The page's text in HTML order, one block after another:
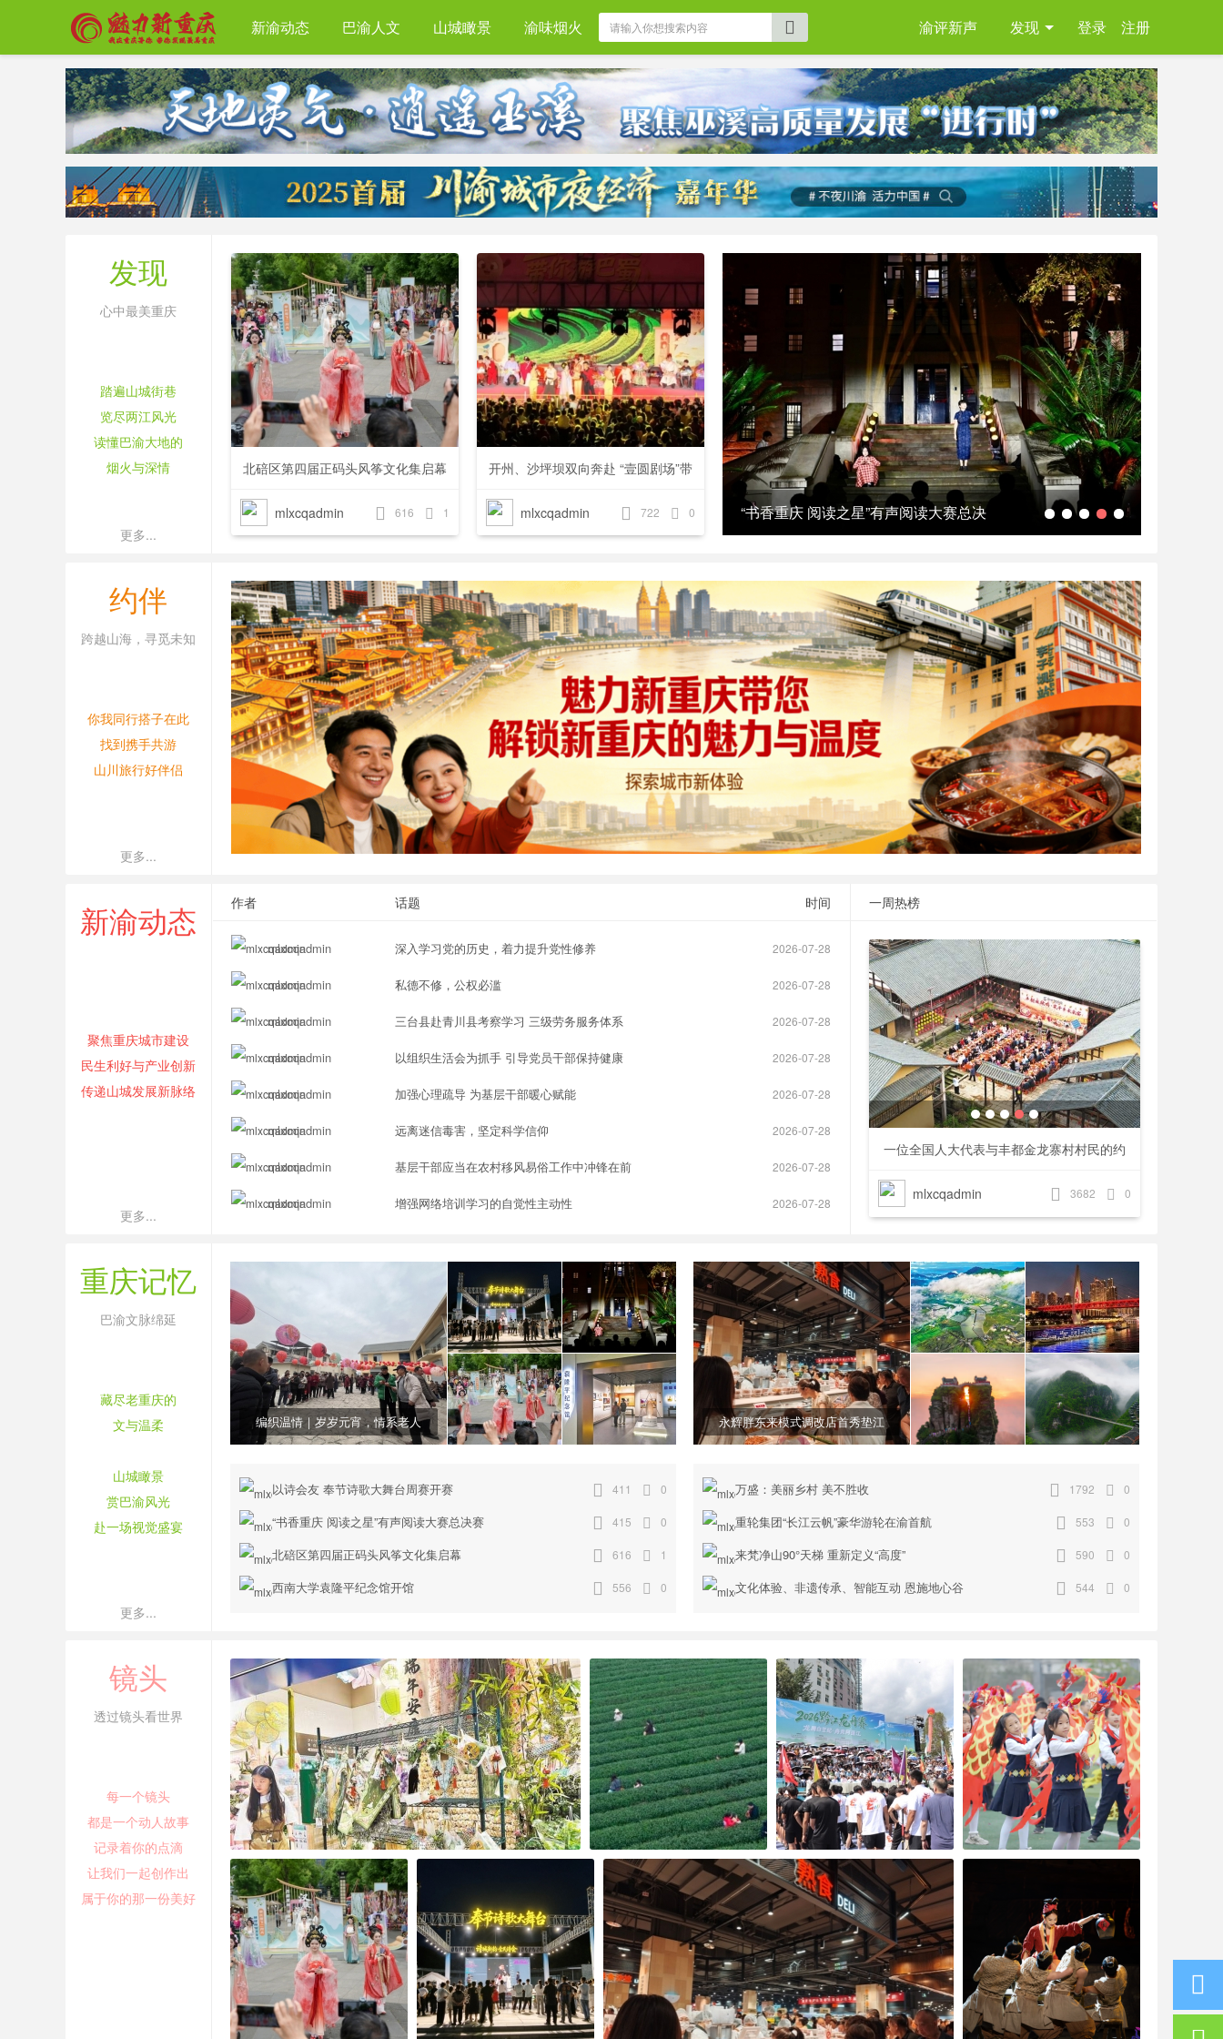
新渝动态 巴渝人文 山城瞰景 渝味烟火 渝评新声 发现 登录 注册
发现
心中最美重庆
踏遍山城街巷
览尽两江风光
读懂巴渝大地的
烟火与深情
更多...
北碚区第四届正码头风筝文化集启幕
mlxcqadmin 1
616
开州、沙坪坝双向奔赴 “壹圆剧场”带
你游
mlxcqadmin 0
722
以诗会友 奉节诗歌大舞台周赛开赛 “书香重庆 阅读之星”有声阅读大赛总决
约伴
跨越山海，寻觅未知
你我同行搭子在此
找到携手共游
山川旅行好伴侣
更多...
新渝动态
聚焦重庆城市建设
民生利好与产业创新
传递山城发展新脉络
更多...
作者 话题 时间
mlxcqadmin 深入学习党的历史，着力提升党性修养 2026-07-28
mlxcqadmin 私德不修，公权必滥 2026-07-28
mlxcqadmin 三台县赴青川县考察学习 三级劳务服务体系 2026-07-28
mlxcqadmin 以组织生活会为抓手 引导党员干部保持健康 2026-07-28
mlxcqadmin 加强心理疏导 为基层干部暖心赋能 2026-07-28
mlxcqadmin 远离迷信毒害，坚定科学信仰 2026-07-28
mlxcqadmin 基层干部应当在农村移风易俗工作中冲锋在前 2026-07-28
mlxcqadmin 增强网络培训学习的自觉性主动性 2026-07-28
一周热榜
线上卖了上万份的“驴肉火烧”竟无驴肉 重
mlxcqadmin
一位全国人大代表与丰都金龙寨村村民的约
mlxcqadmin 0
3682
重庆记忆
巴渝文脉绵延
藏尽老重庆的
文与温柔
山城瞰景
赏巴渝风光
赴一场视觉盛宴
更多...
编织温情｜岁岁元宵，情系老人
以诗会友 奉节诗
北碚区第四届正码
头风筝文化集启
西南大学袁隆平纪
念馆开馆
以诗会友 奉节诗歌大舞台周赛开赛 0
411
“书香重庆 阅读之星”有声阅读大赛总决赛 0
415
北碚区第四届正码头风筝文化集启幕 1
616
西南大学袁隆平纪念馆开馆 0
556
永辉胖东来模式调改店首秀垫江
万盛：美丽乡村
美不胜收
重轮集团“长江云
帆”豪华游轮在
来梵净山90°天梯
重新定义“高
文化体验、非遗传
承、智能互动
万盛：美丽乡村 美不胜收 0
1792
重轮集团“长江云帆”豪华游轮在渝首航 0
553
来梵净山90°天梯 重新定义“高度” 0
590
文化体验、非遗传承、智能互动 恩施地心谷 0
544
镜头
透过镜头看世界
每一个镜头
都是一个动人故事
记录着你的点滴
让我们一起创作出
属于你的那一份美好
重庆消费市场掀起“国潮风” 巴南：春茶抢“鲜”开采 2026黔江龙舟赛开幕 19支 流汗水、有笑声、学技能…